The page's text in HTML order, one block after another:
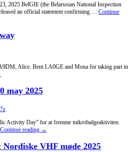
2025 BelGIE (the Belarusian National Inspection
an official statement confirming … Continue
Alice. Bent LA0GE and Mona for taking part in
may 2025
Activity Day” for at fremme mikrobølgeaktiviten.
Continue reading →
VHF møde 2025